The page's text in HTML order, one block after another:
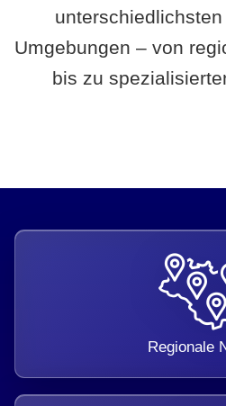
Umgebungen – von
bis zu
Regionale